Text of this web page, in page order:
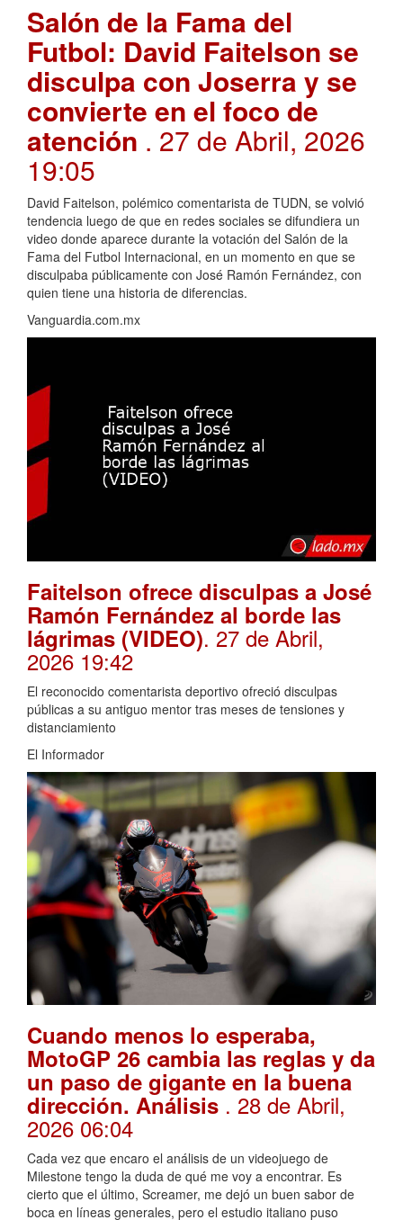
Salón de la Fama del
Futbol: David Faitelson se
disculpa con Joserra y se
convierte en el foco de
atención . 27 de Abril, 2026
19:05
David Faitelson, polémico comentarista de TUDN, se volvió
tendencia luego de que en redes sociales se difundiera un
video donde aparece durante la votación del Salón de la
Fama del Futbol Internacional, en un momento en que se
disculpaba públicamente con José Ramón Fernández, con
quien tiene una historia de diferencias.
Vanguardia.com.mx
Faitelson ofrece disculpas a José
Ramón Fernández al borde las
lágrimas (VIDEO). 27 de Abril,
2026 19:42
El reconocido comentarista deportivo ofreció disculpas
públicas a su antiguo mentor tras meses de tensiones y
distanciamiento
El Informador
Cuando menos lo esperaba,
MotoGP 26 cambia las reglas y da
un paso de gigante en la buena
dirección. Análisis . 28 de Abril,
2026 06:04
Cada vez que encaro el análisis de un videojuego de
Milestone tengo la duda de qué me voy a encontrar. Es
cierto que el último, Screamer, me dejó un buen sabor de
boca en líneas generales, pero el estudio italiano puso